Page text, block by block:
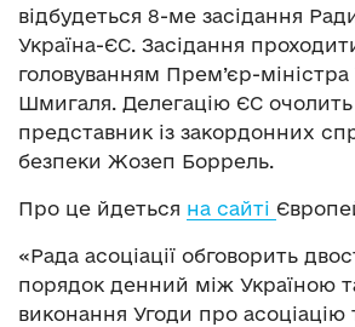
відбудеться 8-ме засідання Ради
Україна-ЄС. Засідання
головуванням Прем’єр-
Шмигаля. Делегацію ЄС
представник із закордонних
безпеки Жозеп Боррель.
Про це йдеться на сайті
«Рада асоціації обговорить
порядок денний між Україною
виконання Угоди про асоціацію